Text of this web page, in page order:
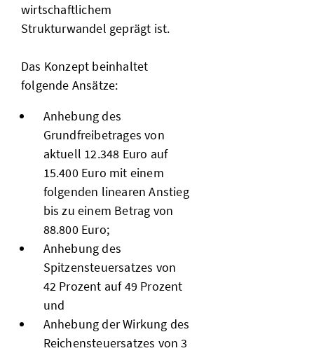
wirtschaftlichem
Strukturwandel geprägt ist.
Das Konzept beinhaltet
folgende Ansätze:
Anhebung des
Grundfreibetrages von
aktuell 12.348 Euro auf
15.400 Euro mit einem
folgenden linearen Anstieg
bis zu einem Betrag von
88.800 Euro;
Anhebung des
Spitzensteuersatzes von
42 Prozent auf 49 Prozent
und
Anhebung der Wirkung des
Reichensteuersatzes von 3